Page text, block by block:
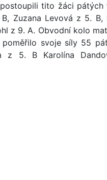
tito žáci
Zuzana Levová z 5. B,
z 9. A. Obvodní kolo
svoje síly 55
z 5. B Karolína